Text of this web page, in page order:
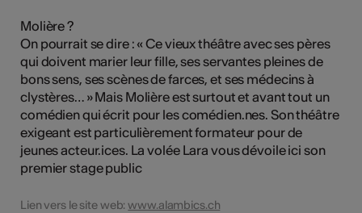
Molière ?
On pourrait se dire : « Ce vieux théâtre avec ses pères
qui doivent marier leur fille, ses servantes pleines de
bons sens, ses scènes de farces, et ses médecins à
clystères… » Mais Molière est surtout et avant tout un
comédien qui écrit pour les comédien.nes. Son théâtre
exigeant est particulièrement formateur pour de
jeunes acteur.ices. La volée Lara vous dévoile ici son
premier stage public
Lien vers le site web:www.alambics.ch